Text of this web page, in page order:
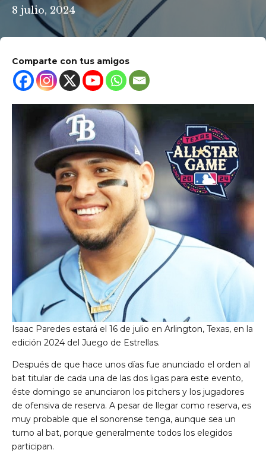
8 julio, 2024
Comparte con tus amigos
Isaac Paredes estará el 16 de julio en Arlington, Texas, en la
edición 2024 del Juego de Estrellas.
Después de que hace unos días fue anunciado el orden al
bat titular de cada una de las dos ligas para este evento,
éste domingo se anunciaron los pitchers y los jugadores
de ofensiva de reserva. A pesar de llegar como reserva, es
muy probable que el sonorense tenga, aunque sea un
turno al bat, porque generalmente todos los elegidos
participan.